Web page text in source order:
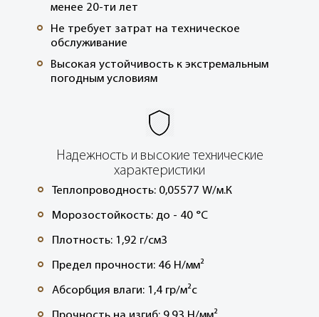
менее 20-ти лет
°
Не требует затрат на техническое
обслуживание
°
Высокая устойчивость к экстремальным
погодным условиям
Надежность и высокие технические
характеристики
° Теплопроводность: 0,05577 W/м.К
° Морозостойкость: до - 40 °C
° Плотность: 1,92 г/см3
° Предел прочности: 46 Н/мм²
° Абсорбция влаги: 1,4 гр/м²с